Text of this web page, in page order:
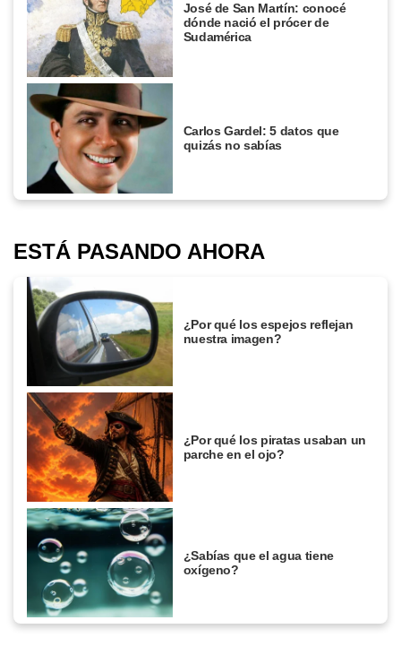
José de San Martín: conocé
dónde nació el prócer de
Sudamérica
Carlos Gardel: 5 datos que
quizás no sabías
ESTÁ PASANDO AHORA
¿Por qué los espejos reflejan
nuestra imagen?
¿Por qué los piratas usaban un
parche en el ojo?
¿Sabías que el agua tiene
oxígeno?